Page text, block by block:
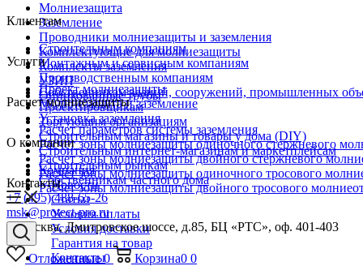
Молниезащита
Заземление
Проводники молниезащиты и заземления
Комплектующие для молниезащиты
Комплекты заземления
УЗИП
Оцинкованные трубы
Клиентам
Строительным компаниям
Монтажным и сервисным компаниям
Производственным компаниям
Собственникам зданий, сооружений, промышленных
Проектировщикам
Торгующим организациям
Строительным магазины и товары у дома (DIY)
Строительным интернет-магазинам и маркетплейсам
Строительным рынкам
Собственникам частного дома
Услуги
Проект молниезащиты
Молниезащита и заземление
Установка заземления
Расчет молниезащиты
Расчет параметров системы заземления
Расчет зоны молниезащиты одиночного стержневого
Расчет зоны молниезащиты двойного стержневого
Расчет зоны молниезащиты одиночного тросового
Расчет зоны молниезащиты двойного тросового
О компании
Компания
Новости
Статьи
Условия оплаты
Условия доставки
Гарантия на товар
Контакты
Контакты
+7 (495) 488-65-26
msk@protect-pro.ru
г. Москва, Дмитровское шоссе, д.85, БЦ «РТС», оф. 401-403
Отложенные 0 Корзина0 0